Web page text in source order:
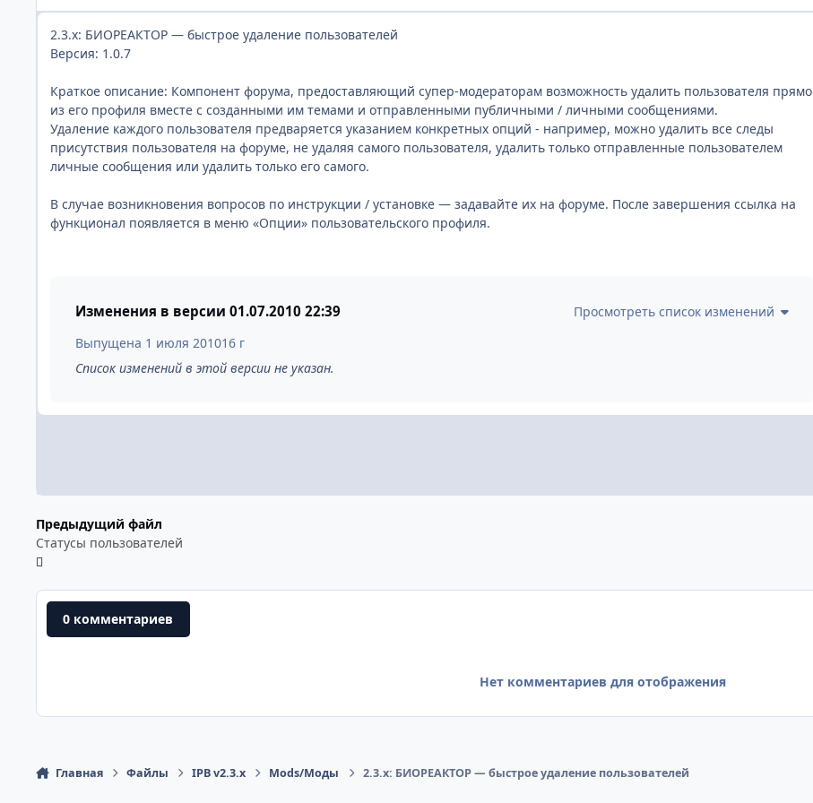
2.3.x: БИОРЕАКТОР — быстрое удаление пользователей
Версия: 1.0.7
Краткое описание: Компонент форума, предоставляющий супер-модераторам возможность удалить пользователя прямо
из его профиля вместе с созданными им темами и отправленными публичными / личными сообщениями.
Удаление каждого пользователя предваряется указанием конкретных опций - например, можно удалить все следы
присутствия пользователя на форуме, не удаляя самого пользователя, удалить только отправленные пользователем
личные сообщения или удалить только его самого.
В случае возникновения вопросов по инструкции / установке — задавайте их на форуме. После завершения ссылка на
функционал появляется в меню «Опции» пользовательского профиля.
Изменения в версии 01.07.2010 22:39
Просмотреть список изменений
Выпущена 1 июля 201016 г
Список изменений в этой версии не указан.
Предыдущий файл
Статусы пользователей
0 комментариев
Нет комментариев для отображения
Главная Файлы IPB v2.3.x Mods/Моды 2.3.x: БИОРЕАКТОР — быстрое удаление пользователей